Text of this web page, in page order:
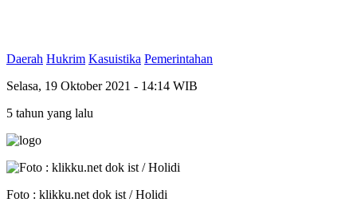
Daerah Hukrim Kasuistika Pemerintahan
Selasa, 19 Oktober 2021 - 14:14 WIB
5 tahun yang lalu
Foto : klikku.net dok ist / Holidi